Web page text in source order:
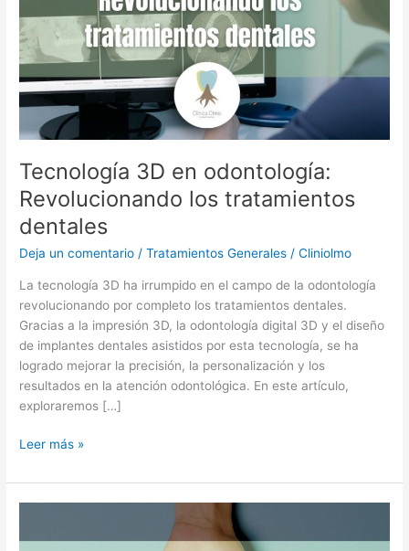
Tecnología 3D en odontología:
Revolucionando los tratamientos
dentales
Deja un comentario /Tratamientos Generales /Cliniolmo
La tecnología 3D ha irrumpido en el campo de la odontología
revolucionando por completo los tratamientos dentales.
Gracias a la impresión 3D, la odontología digital 3D y el diseño
de implantes dentales asistidos por esta tecnología, se ha
logrado mejorar la precisión, la personalización y los
resultados en la atención odontológica. En este artículo,
exploraremos […]
Leer más »